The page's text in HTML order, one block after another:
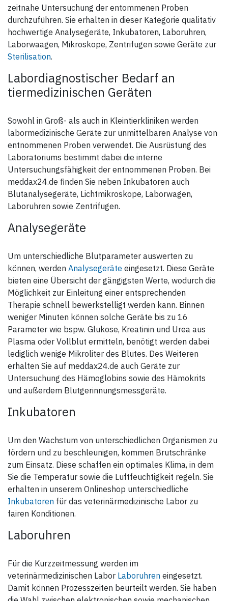
zeitnahe Untersuchung der entommenen Proben
durchzuführen. Sie erhalten in dieser Kategorie qualitativ
hochwertige Analysegeräte, Inkubatoren, Laboruhren,
Laborwaagen, Mikroskope, Zentrifugen sowie Geräte zur
Sterilisation.
Labordiagnostischer Bedarf an
tiermedizinischen Geräten
Sowohl in Groß- als auch in Kleintierkliniken werden
labormedizinische Geräte zur unmittelbaren Analyse von
entnommenen Proben verwendet. Die Ausrüstung des
Laboratoriums bestimmt dabei die interne
Untersuchungsfähigkeit der entnommenen Proben. Bei
meddax24.de finden Sie neben Inkubatoren auch
Blutanalysegeräte, Lichtmikroskope, Laborwagen,
Laboruhren sowie Zentrifugen.
Analysegeräte
Um unterschiedliche Blutparameter auswerten zu
können, werden Analysegeräte eingesetzt. Diese Geräte
bieten eine Übersicht der gängigsten Werte, wodurch die
Möglichkeit zur Einleitung einer entsprechenden
Therapie schnell bewerkstelligt werden kann. Binnen
weniger Minuten können solche Geräte bis zu 16
Parameter wie bspw. Glukose, Kreatinin und Urea aus
Plasma oder Vollblut ermitteln, benötigt werden dabei
lediglich wenige Mikroliter des Blutes. Des Weiteren
erhalten Sie auf meddax24.de auch Geräte zur
Untersuchung des Hämoglobins sowie des Hämokrits
und außerdem Blutgerinnungsmessgeräte.
Inkubatoren
Um den Wachstum von unterschiedlichen Organismen zu
fördern und zu beschleunigen, kommen Brutschränke
zum Einsatz. Diese schaffen ein optimales Klima, in dem
Sie die Temperatur sowie die Luftfeuchtigkeit regeln. Sie
erhalten in unserem Onlineshop unterschiedliche
Inkubatoren für das veterinärmedizinische Labor zu
fairen Konditionen.
Laboruhren
Für die Kurzzeitmessung werden im
veterinärmedizinischen Labor Laboruhren eingesetzt.
Damit können Prozesszeiten beurteilt werden. Sie haben